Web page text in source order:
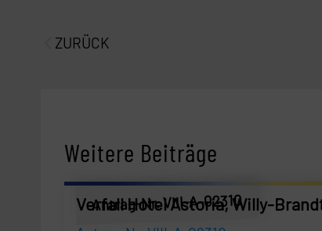
ZURÜCK
Weitere Beiträge
Antrag-Nr. VIII-A-02310
Verfall Hotel Astoria, Willy-